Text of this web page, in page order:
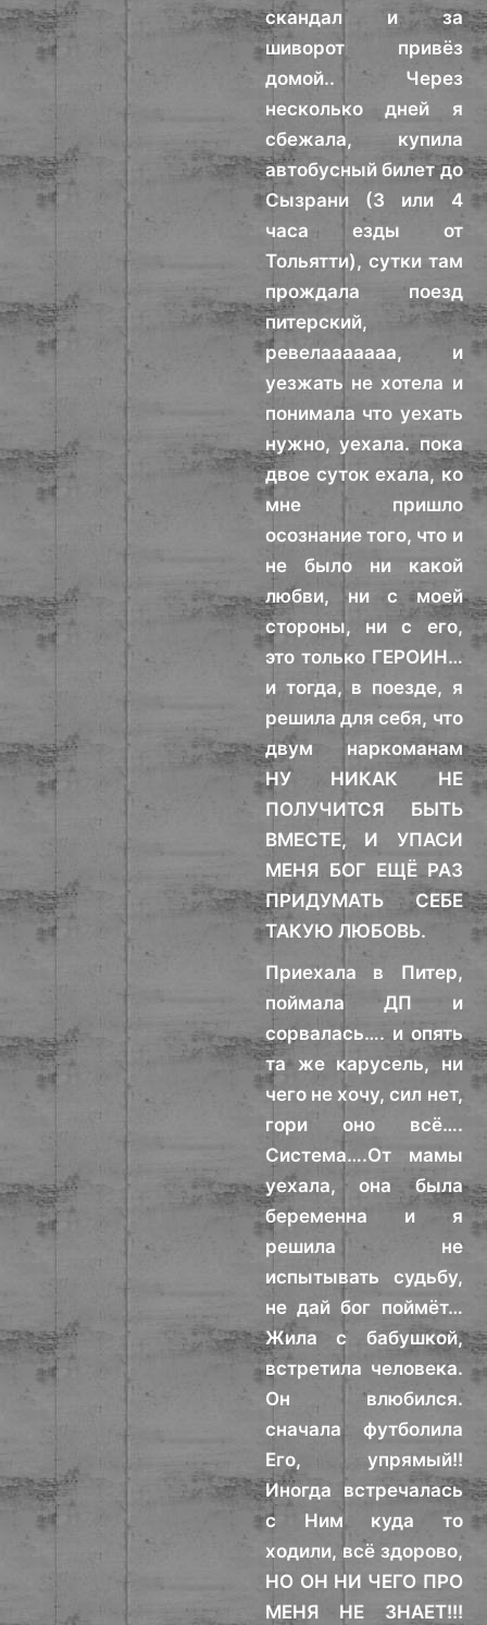
скандал и за
шиворот привёз
домой.. Через
несколько дней я
сбежала, купила
автобусный билет до
Сызрани (3 или 4
часа езды от
Тольятти), сутки там
прождала поезд
питерский,
ревелааааааа, и
уезжать не хотела и
понимала что уехать
нужно, уехала. пока
двое суток ехала, ко
мне пришло
осознание того, что и
не было ни какой
любви, ни с моей
стороны, ни с его,
это только ГЕРОИН…
и тогда, в поезде, я
решила для себя, что
двум наркоманам
НУ НИКАК НЕ
ПОЛУЧИТСЯ БЫТЬ
ВМЕСТЕ, И УПАСИ
МЕНЯ БОГ ЕЩЁ РАЗ
ПРИДУМАТЬ СЕБЕ
ТАКУЮ ЛЮБОВЬ.
Приехала в Питер,
поймала ДП и
сорвалась…. и опять
та же карусель, ни
чего не хочу, сил нет,
гори оно всё….
Система….От мамы
уехала, она была
беременна и я
решила не
испытывать судьбу,
не дай бог поймёт…
Жила с бабушкой,
встретила человека.
Он влюбился.
сначала футболила
Его, упрямый!!
Иногда встречалась
с Ним куда то
ходили, всё здорово,
НО ОН НИ ЧЕГО ПРО
МЕНЯ НЕ ЗНАЕТ!!!